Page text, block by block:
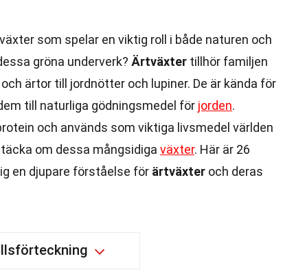
som spelar en viktig roll i både naturen och
gröna underverk? Ärtväxter tillhör familjen
ärtor till jordnötter och lupiner. De är kända för
till naturliga gödningsmedel för jorden.
och används som viktiga livsmedel världen
om dessa mångsidiga växter. Här är 26
en djupare förståelse för ärtväxter och deras